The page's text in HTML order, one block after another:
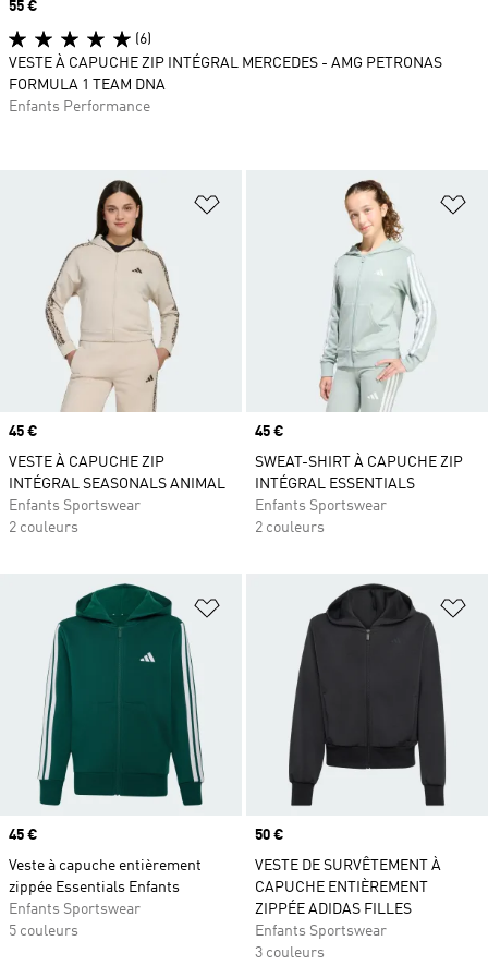
Ajouter à la Liste de produits
Prix
45 €
VESTE À CAPUCHE ZIP
INTÉGRAL SEASONALS ANIMAL
Enfants Sportswear
2 couleurs
Prix
45 €
SWEAT-SHIRT À CAPUCHE ZIP
INTÉGRAL ESSENTIALS
Enfants Sportswear
2 couleurs
Ajouter à la Liste de produits
Prix
45 €
Veste à capuche entièrement
zippée Essentials Enfants
Enfants Sportswear
5 couleurs
Prix
50 €
VESTE DE SURVÊTEMENT À
CAPUCHE ENTIÈREMENT
ZIPPÉE ADIDAS FILLES
Enfants Sportswear
3 couleurs
Prix
55 €
(6)
VESTE À CAPUCHE ZIP INTÉGRAL MERCEDES - AMG PETRONAS
FORMULA 1 TEAM DNA
Enfants Performance